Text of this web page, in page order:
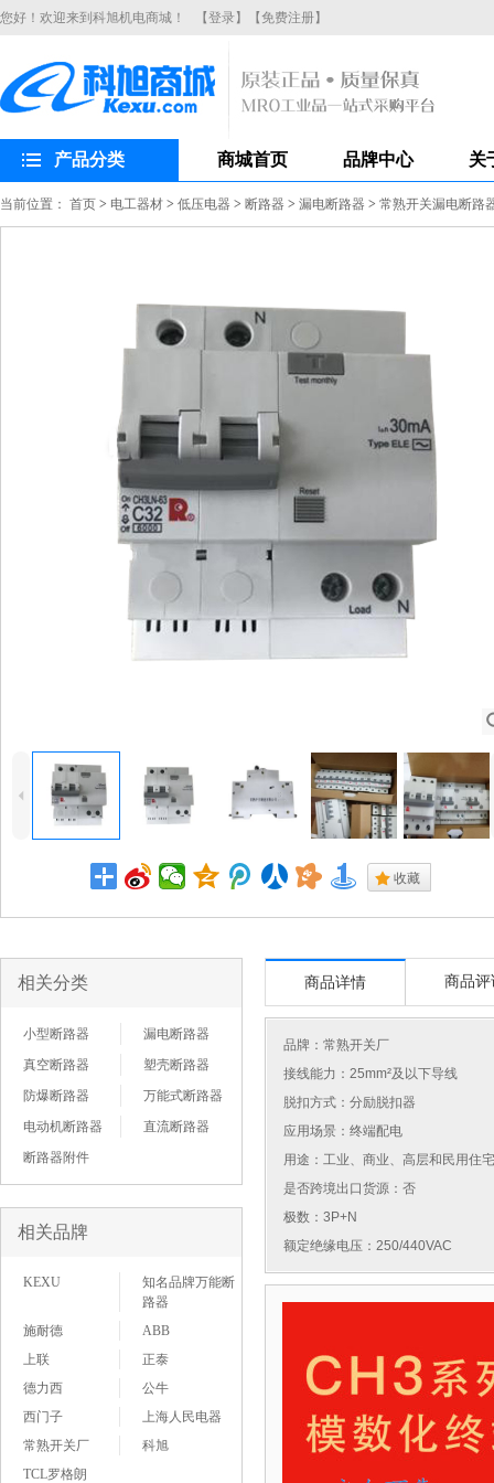
您好！欢迎来到科旭机电商城！ 【登录】 【免费注册】
产品分类 商城首页 品牌中心 关
当前位置： 首页 > 电工器材 > 低压电器 > 断路器 > 漏电断路器 > 常熟开关漏电断路
4
. 收藏
相关分类
小型断路器
漏电断路器
真空断路器
塑壳断路器
防爆断路器
万能式断路器
电动机断路器
直流断路器
断路器附件
相关品牌
KEXU
知名品牌万能断
路器
施耐德
ABB
上联
正泰
德力西
公牛
西门子
上海人民电器
常熟开关厂
科旭
TCL罗格朗
商品详情 商品评
品牌： 常熟开关厂
接线能力：25mm²及以下导线
脱扣方式：分励脱扣器
应用场景：终端配电
用途：工业、商业、高层和民用住
是否跨境出口货源：否
极数：3P+N
额定绝缘电压：250/440VAC